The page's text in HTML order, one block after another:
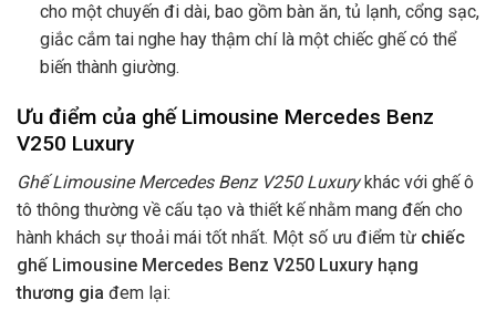
cho một chuyến đi dài, bao gồm bàn ăn, tủ lạnh, cổng sạc,
giắc cắm tai nghe hay thậm chí là một chiếc ghế có thể
biến thành giường.
Ưu điểm của ghế Limousine Mercedes Benz
V250 Luxury
Ghế Limousine Mercedes Benz V250 Luxurykhác với ghế ô
tô thông thường về cấu tạo và thiết kế nhằm mang đến cho
hành khách sự thoải mái tốt nhất. Một số ưu điểm từ chiếc
ghế Limousine Mercedes Benz V250 Luxury hạng
thương gia đem lại: